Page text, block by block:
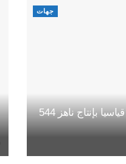
جهات
شمندر دكالة يسجل موسما قياسيا بإنتاج ناهز 544